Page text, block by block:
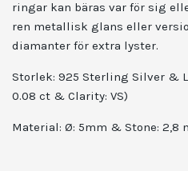
ringar kan bäras var för sig
ren metallisk glans eller
diamanter för extra lyster.
Storlek: 925 Sterling Silver &
0.08 ct & Clarity: VS)
Material: Ø: 5mm & Stone: 2,8